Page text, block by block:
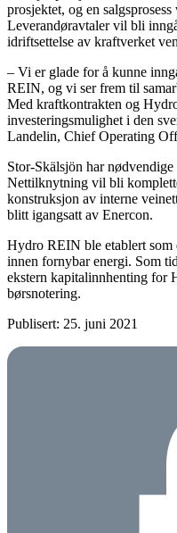
prosjektet, og en
Leverandøravtaler vil bli
idriftsettelse av kraftverket
– Vi er glade for å kunne
REIN, og vi ser frem til
Med kraftkontrakten og
investeringsmulighet i den
Landelin, Chief Operating
Stor-Skälsjön har
Nettilknytning vil bli
konstruksjon av interne
blitt igangsatt av Enercon.
Hydro REIN ble etablert som
innen fornybar energi. Som
ekstern kapitalinnhenting for
børsnotering.
Publisert: 25. juni 2021